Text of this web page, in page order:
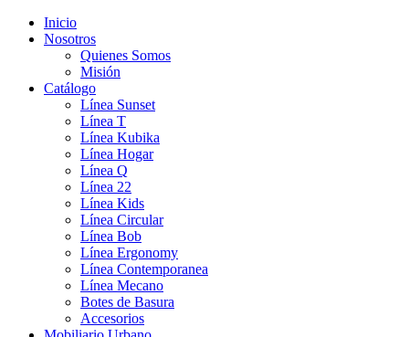
Inicio
Nosotros
Quienes Somos
Misión
Catálogo
Línea Sunset
Línea T
Línea Kubika
Línea Hogar
Línea Q
Línea 22
Línea Kids
Línea Circular
Línea Bob
Línea Ergonomy
Línea Contemporanea
Línea Mecano
Botes de Basura
Accesorios